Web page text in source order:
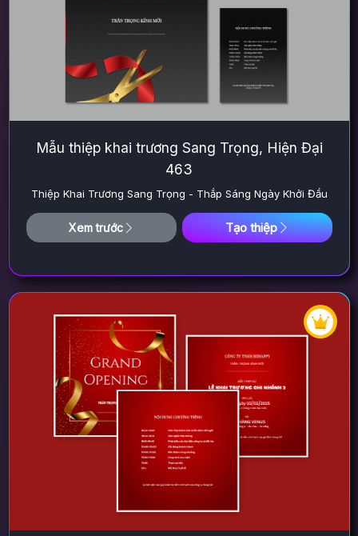
Mẫu thiệp khai trương Sang Trọng, Hiện Đại
463
Thiệp Khai Trương Sang Trọng - Thắp Sáng Ngày Khởi Đầu
Xem trước Tạo thiệp